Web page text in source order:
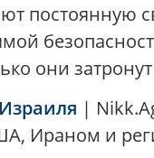
постоянную
они
|
Ираном и